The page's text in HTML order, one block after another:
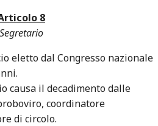
8
Segretario
eletto dal Congresso nazionale
causa il decadimento dalle
coordinatore
di circolo.